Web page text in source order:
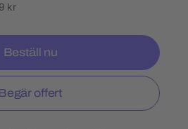
kr
Beställ nu
offert